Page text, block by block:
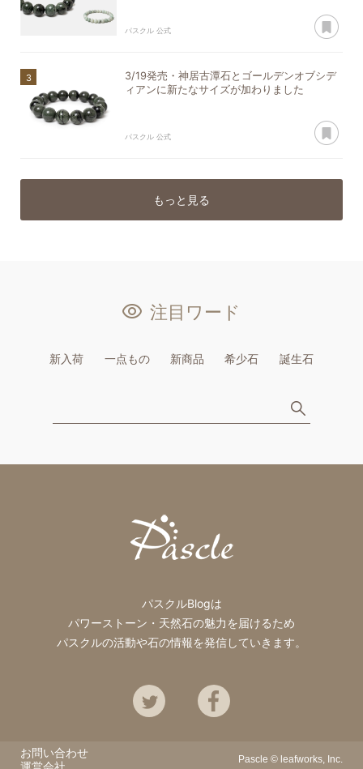
パスクル 公式
3/19発売・神居古潭石とゴールデンオブシデ
ィアンに新たなサイズが加わりました
パスクル 公式
もっと見る
注目ワード
新入荷 一点もの 新商品 希少石 誕生石
パスクルBlogは
パワーストーン・天然石の魅力を届けるため
パスクルの活動や石の情報を発信していきます。
Twitter
お問い合わせ
運営会社
Pascle © leafworks, Inc.